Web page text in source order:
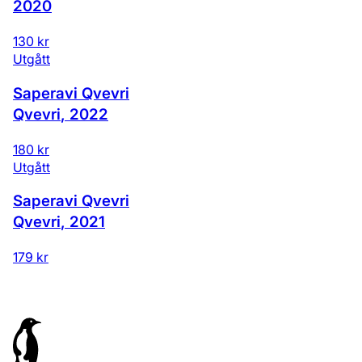
2020
130 kr
Utgått
Saperavi Qvevri
Qvevri, 2022
180 kr
Utgått
Saperavi Qvevri
Qvevri, 2021
179 kr